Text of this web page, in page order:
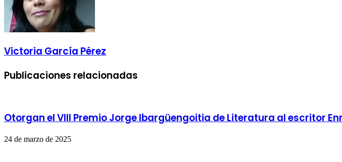
Victoria García Pérez
Publicaciones relacionadas
Otorgan el VIII Premio Jorge Ibargüengoitia de Literatura al escritor
24 de marzo de 2025